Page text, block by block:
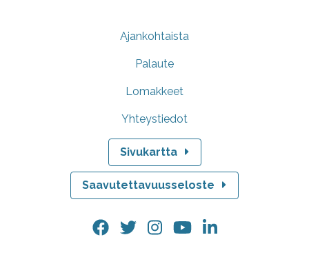
Ajankohtaista
Palaute
Lomakkeet
Yhteystiedot
Sivukartta
Saavutettavuusseloste
Facebook.
Twitter.
Instagram.
YouTube.
LinkedIn.